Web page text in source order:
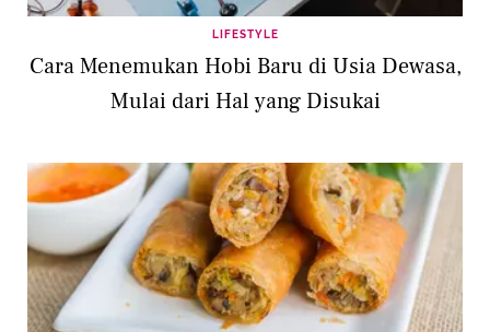
LIFESTYLE
Cara Menemukan Hobi Baru di Usia Dewasa,
Mulai dari Hal yang Disukai